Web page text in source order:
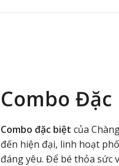
Combo Đặc
Combo đặc biệt của
đến hiện đại, linh hoạt
đáng yêu. Để bé thỏa sức